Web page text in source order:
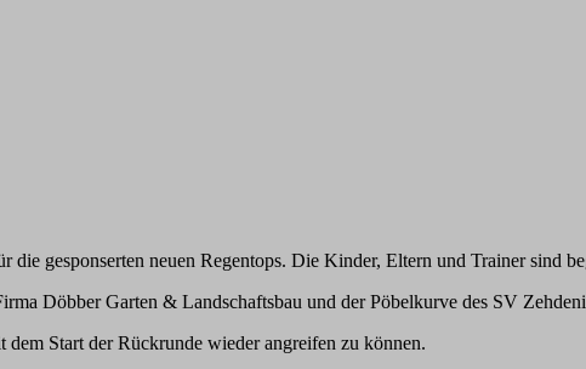
gesponserten neuen Regentops. Die Kinder, Eltern und Trainer sind
Döbber Garten & Landschaftsbau und der Pöbelkurve des SV
Start der Rückrunde wieder angreifen zu können.